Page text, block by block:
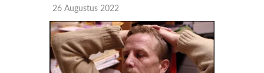
26 Augustus 2022